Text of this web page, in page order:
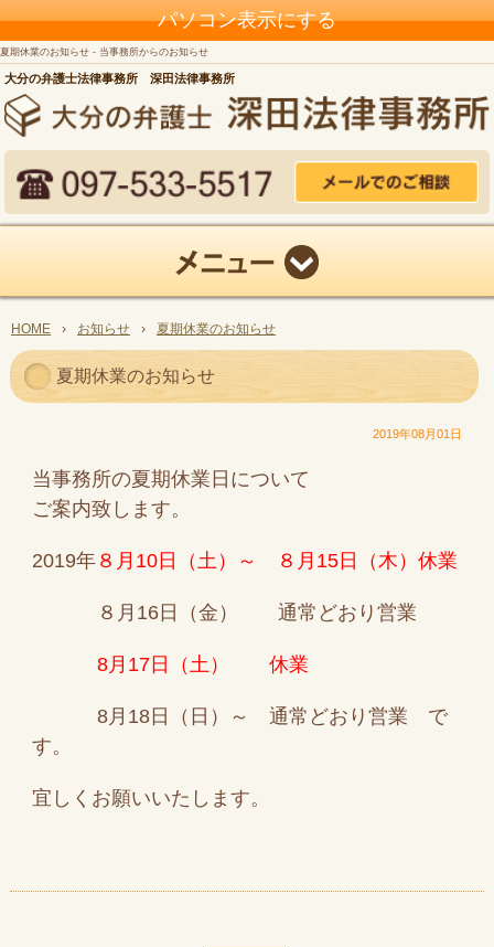
パソコン表示にする
夏期休業のお知らせ - 当事務所からのお知らせ
大分の弁護士法律事務所 深田法律事務所
HOME › お知らせ › 夏期休業のお知らせ
夏期休業のお知らせ
2019年08月01日
当事務所の夏期休業日について
ご案内致します。
2019年８月10日（土）～ ８月15日（木） 休業
８月16日（金） 通常どおり営業
8月17日（土） 休業
8月18日（日）～ 通常どおり営業 で
す。
宜しくお願いいたします。